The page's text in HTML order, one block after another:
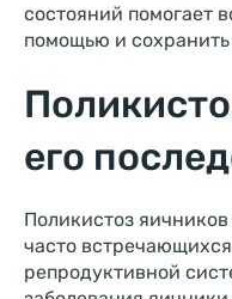
состояний помогает
помощью и сохранить
его
Поликистоз
часто
репродуктивной